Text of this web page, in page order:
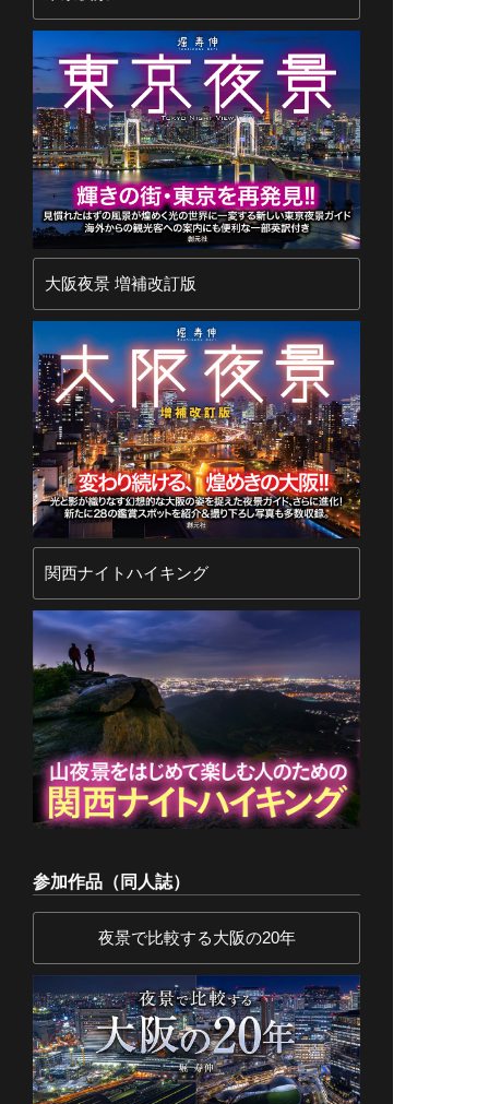
大阪夜景 増補改訂版
関西ナイトハイキング
参加作品（同人誌）
夜景で比較する大阪の20年